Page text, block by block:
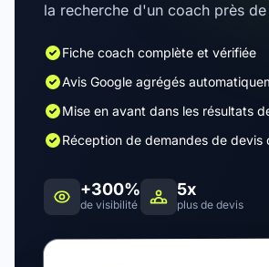
la recherche d'un coach près
Fiche coach complète et vérifiée
Avis Google agrégés
Mise en avant dans les résultats
Réception de demandes de devis
+300%
de visibilité
5x
plus de devis